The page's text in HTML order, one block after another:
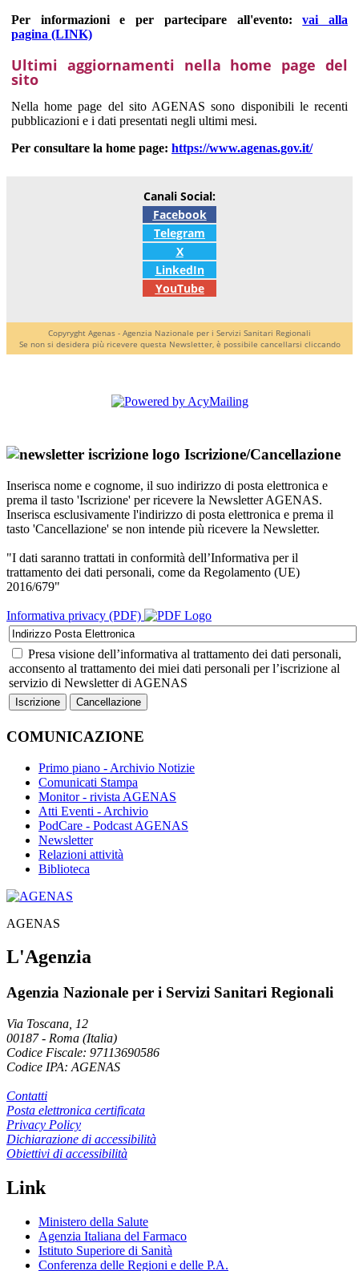
Per informazioni e per partecipare all'evento:vai alla
pagina (LINK)
Ultimi aggiornamenti nella home page del
sito
Nella home page del sito AGENAS sono disponibili le recenti
pubblicazioni e i dati presentati negli ultimi mesi.
Per consultare la home page: https://www.agenas.gov.it/
Canali Social:
Facebook
Telegram
X
LinkedIn
YouTube
Copyryght Agenas - Agenzia Nazionale per i Servizi Sanitari Regionali
Se non si desidera più ricevere questa Newsletter, è possibile cancellarsi cliccando
Iscrizione/Cancellazione
Inserisca nome e cognome, il suo indirizzo di posta elettronica e
prema il tasto 'Iscrizione' per ricevere la Newsletter AGENAS.
Inserisca esclusivamente l'indirizzo di posta elettronica e prema il
tasto 'Cancellazione' se non intende più ricevere la Newsletter.
"I dati saranno trattati in conformità dell’Informativa per il
trattamento dei dati personali, come da Regolamento (UE)
2016/679"
Informativa privacy (PDF)
Presa visione dell’informativa al trattamento dei dati personali,
acconsento al trattamento dei miei dati personali per l’iscrizione al
servizio di Newsletter di AGENAS
COMUNICAZIONE
Primo piano - Archivio Notizie
Comunicati Stampa
Monitor - rivista AGENAS
Atti Eventi - Archivio
PodCare - Podcast AGENAS
Newsletter
Relazioni attività
Biblioteca
AGENAS
L'Agenzia
Agenzia Nazionale per i Servizi Sanitari Regionali
Via Toscana, 12
00187- Roma (Italia)
Codice Fiscale: 97113690586
Codice IPA: AGENAS
Contatti
Posta elettronica certificata
Privacy Policy
Dichiarazione di accessibilità
Obiettivi di accessibilità
Link
Ministero della Salute
Agenzia Italiana del Farmaco
Istituto Superiore di Sanità
Conferenza delle Regioni e delle P.A.